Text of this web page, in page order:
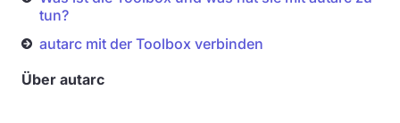
tun?
autarc mit der Toolbox verbinden
Über autarc